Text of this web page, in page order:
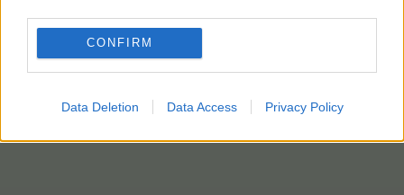
CONFIRM
Data Deletion Data Access Privacy Policy